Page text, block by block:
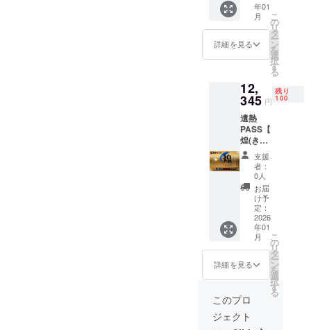
載(ニッ
クネー
ムOK)
・掲載
る限り
掲載 ・
掲載方
法：文
字のみ
・注意
事項：
支援
時、必
ず備考
欄に掲
載を希
望され
るお名
前をご
記入く
ださい
※重要な
せ ・1
つき1枚
の灯
火”とし
て〜 リ
ターン
内容 ①
遺熱大
価
350,000
円）の5
万円割
引券
（※）
②遺熱
大陸の
クレ
ジット
にあな
たの名
前を記
載(ニッ
クネー
ムOK)
・掲載
存続す
る限り
掲載 ・
年01
月
詳細を見る
こ
の
リ
タ
ー
ン
を
選
択
す
る
12,
345 円
残り
100
遺熱
PASS【
煌(きら
めき)】
◆複数
購入
OK◆ 〜
あなた
の”想
い”が誰
かを輝
きに導
く〜 リ
ターン
内容 ①
遺熱大
陸（定
価
350,000
支援
者：
0人
お届
け予
定：
2026
年01
月
詳細を見る
こ
の
リ
タ
ー
ン
を
選
択
す
る
このプロ
ジェクト